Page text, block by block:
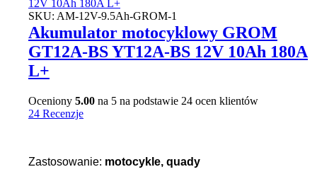
SKU: AM-12V-9.5Ah-GROM-1
Akumulator motocyklowy GROM
GT12A-BS YT12A-BS 12V 10Ah 180A
L+
Oceniony 5.00 na 5 na podstawie 24 ocen klientów
24 Recenzje
Zastosowanie: motocykle, quady